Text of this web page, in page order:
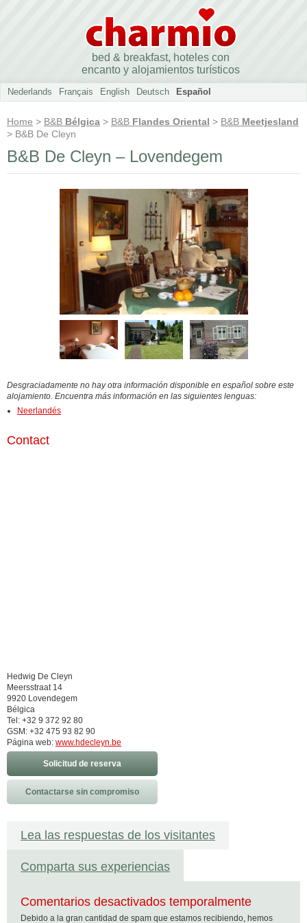
bed & breakfast, hoteles con
encanto y alojamientos turísticos
Nederlands Français English Deutsch Español
Home > B&B Bélgica > B&B Flandes Oriental > B&B Meetjesland
> B&B De Cleyn
B&B De Cleyn – Lovendegem
Desgraciadamente no hay otra información disponible en español sobre este
alojamiento. Encuentra más información en las siguientes lenguas:
Neerlandés
Contact
Hedwig De Cleyn
Meersstraat 14
9920 Lovendegem
Bélgica
Tel: +32 9 372 92 80
GSM: +32 475 93 82 90
Página web: www.hdecleyn.be
Solicitud de reserva
Contactarse sin compromiso
Lea las respuestas de los visitantes
Comparta sus experiencias
Comentarios desactivados temporalmente
Debido a la gran cantidad de spam que estamos recibiendo, hemos